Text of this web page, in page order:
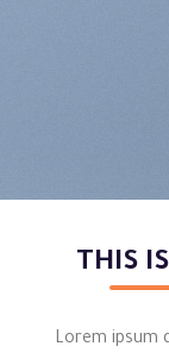
THIS
Lorem ipsum